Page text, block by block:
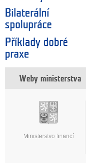
Bilaterální
spolupráce
Příklady dobré
praxe
Weby ministerstva
Ministerstvo financí